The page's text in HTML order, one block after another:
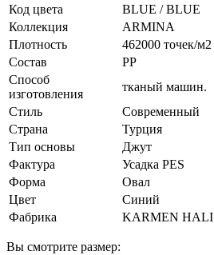
Код цвета
BLUE / BLUE
Коллекция
ARMINA
Плотность
462000 точек/м2
Состав
PP
Способ
изготовления
тканый машин.
Стиль
Современный
Страна
Турция
Тип основы
Джут
Фактура
Усадка PES
Форма
Овал
Цвет
Синий
Фабрика
KARMEN HALI
Вы смотрите размер: